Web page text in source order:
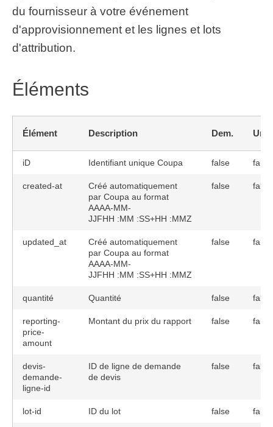
du fournisseur à votre événement
d'approvisionnement et les lignes et lots
d'attribution.
Éléments
Élément Description Dem.
iD Identifiant unique Coupa false false
created-at
Créé automatiquement
par Coupa au format
AAAA-MM-
JJFHH :MM :SS+HH :MMZ
false false
updated_at
Créé automatiquement
par Coupa au format
AAAA-MM-
JJFHH :MM :SS+HH :MMZ
false false
quantité Quantité false false
reporting-
price-
amount
Montant du prix du rapport false false
devis-
demande-
ligne-id
ID de ligne de demande
de devis
false false
lot-id ID du lot false false